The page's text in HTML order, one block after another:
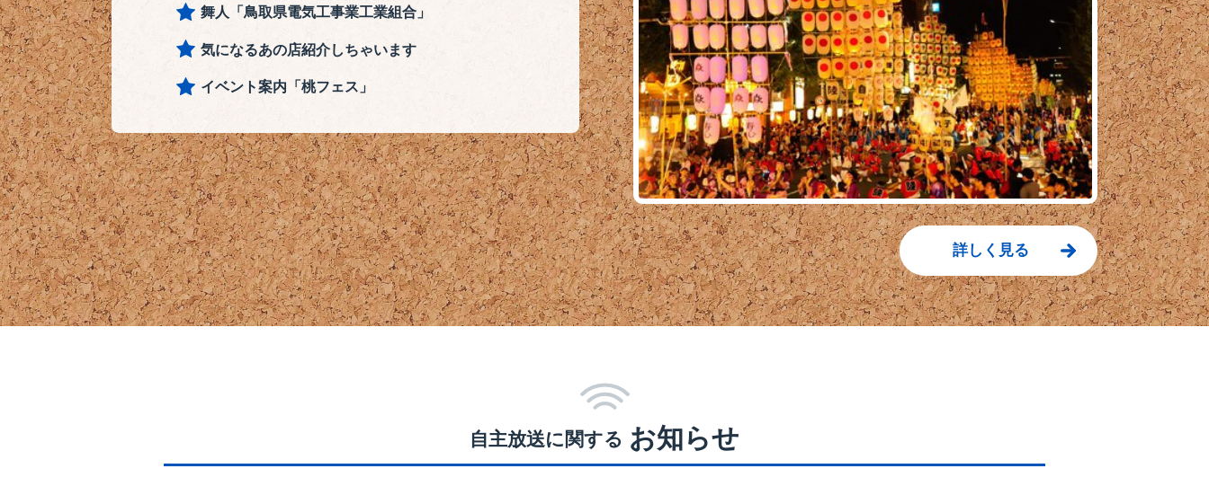
舞人「鳥取県電気工事業工業組合」
気になるあの店紹介しちゃいます
イベント案内「桃フェス」
詳しく見る
自主放送に関する お知らせ